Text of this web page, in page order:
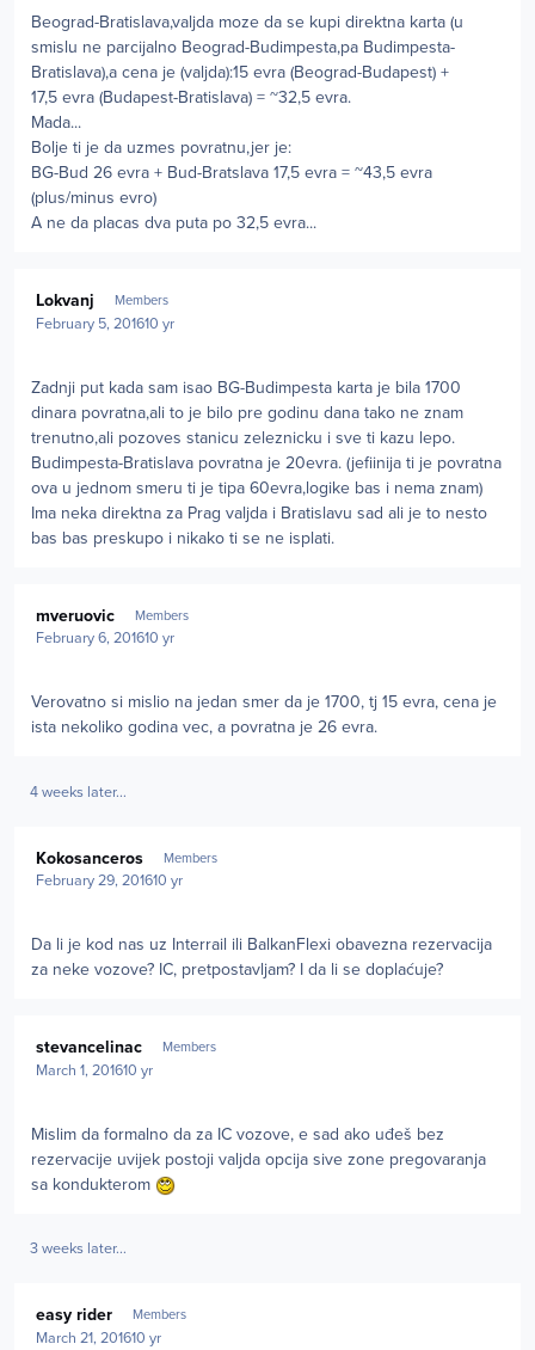
Beograd-Bratislava,valjda moze da se kupi direktna karta (u
smislu ne parcijalno Beograd-Budimpesta,pa Budimpesta-
Bratislava),a cena je (valjda):15 evra (Beograd-Budapest) +
17,5 evra (Budapest-Bratislava) = ~32,5 evra.
Mada...
Bolje ti je da uzmes povratnu,jer je:
BG-Bud 26 evra + Bud-Bratslava 17,5 evra = ~43,5 evra
(plus/minus evro)
A ne da placas dva puta po 32,5 evra...
Lokvanj Members
February 5, 201610 yr
Zadnji put kada sam isao BG-Budimpesta karta je bila 1700
dinara povratna,ali to je bilo pre godinu dana tako ne znam
trenutno,ali pozoves stanicu zeleznicku i sve ti kazu lepo.
Budimpesta-Bratislava povratna je 20evra. (jefiinija ti je povratna
ova u jednom smeru ti je tipa 60evra,logike bas i nema znam)
Ima neka direktna za Prag valjda i Bratislavu sad ali je to nesto
bas bas preskupo i nikako ti se ne isplati.
mveruovic Members
February 6, 201610 yr
Verovatno si mislio na jedan smer da je 1700, tj 15 evra, cena je
ista nekoliko godina vec, a povratna je 26 evra.
4 weeks later...
Kokosanceros Members
February 29, 201610 yr
Da li je kod nas uz Interrail ili BalkanFlexi obavezna rezervacija
za neke vozove? IC, pretpostavljam? I da li se doplaćuje?
stevancelinac Members
March 1, 201610 yr
Mislim da formalno da za IC vozove, e sad ako uđeš bez
rezervacije uvijek postoji valjda opcija sive zone pregovaranja
sa kondukterom
3 weeks later...
easy rider Members
March 21, 201610 yr